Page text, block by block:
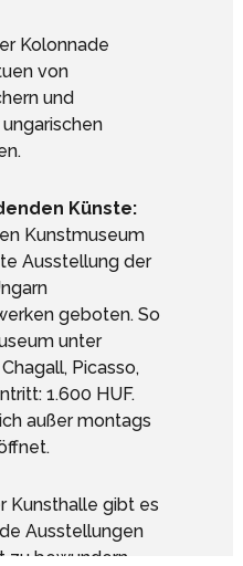
Kolonnade
von
und
Künste:
Kunstmuseum
Ausstellung der
geboten. So
unter
Picasso,
1.600 HUF.
außer montags
Kunsthalle gibt es
Ausstellungen
zu bewundern.
deaktivieren.